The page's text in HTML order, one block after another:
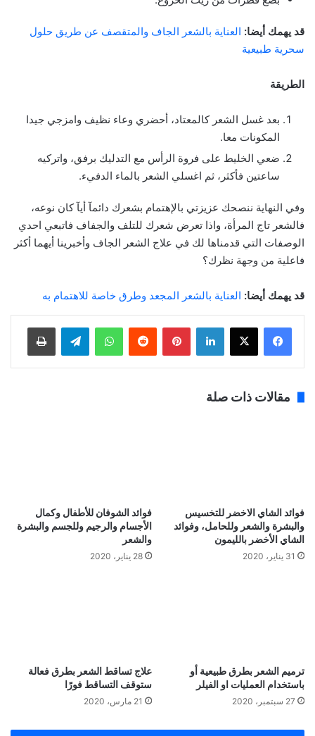
قد يهمك أيضا: العناية بالشعر الجاف والمتقصف عن طريق حلول
سحرية طبيعية
الطريقة
بعد غسل الشعر كالمعتاد، أحضري وعاء نظيف وامزجي جيدا
المكونات معا.
ضعي الخليط على فروة الرأس مع التدليك برفق، واتركيه
ساعتين فأكثر، ثم اغسلي الشعر بالماء الدفيء.
وفي النهاية ننصحك عزيزتي بالإهتمام بشعرك دائمآ أيآ كان نوعه،
فالشعر تاج المرأة، واذا تعرض شعرك للتلف والجفاف فاتبعي احدي
الوصفات التي قدمناها لك في علاج الشعر الجاف وأخبرينا أيهما أكثر
فاعلية من وجهة نظرك؟
قد يهمك أيضا: العناية بالشعر المجعد وطرق خاصة للاهتمام به
لينكدإن بينتيريست واتساب تيلقرام طباعة
مقالات ذات صلة
فوائد الشاي الاخضر للتخسيس
والبشرة والشعر وللحامل، وفوائد
الشاي الأخضر بالليمون
31 يناير، 2020
فوائد الشوفان للأطفال وكمال
الأجسام والرجيم وللجسم والبشرة
والشعر
28 يناير، 2020
ترميم الشعر بطرق طبيعية أو
باستخدام العمليات او الفيلر
27 سبتمبر، 2020
علاج تساقط الشعر بطرق فعالة
ستوقف التساقط فورًا
21 مارس، 2020